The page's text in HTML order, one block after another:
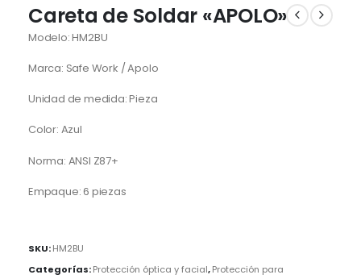
Careta de Soldar «APOLO»
Modelo: HM2BU
Marca: Safe Work / Apolo
Unidad de medida: Pieza
Color: Azul
Norma: ANSI Z87+
Empaque: 6 piezas
SKU:HM2BU
Categorías:Protección óptica y facial,Protección para